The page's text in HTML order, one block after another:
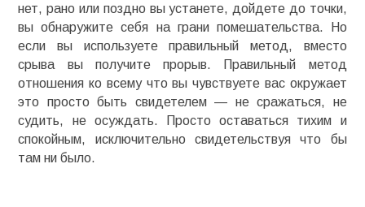
нет, рано или поздно вы устанете, дойдете до точки,
вы обнаружите себя на грани помешательства. Но
если вы используете правильный метод, вместо
срыва вы получите прорыв. Правильный метод
отношения ко всему что вы чувствуете вас окружает
это просто быть свидетелем — не сражаться, не
судить, не осуждать. Просто оставаться тихим и
спокойным, исключительно свидетельствуя что бы
там ни было.